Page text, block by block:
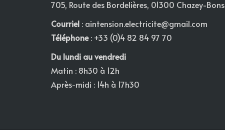
705, Route des Bordelières, 01300 Chazey-Bons
Courriel : aintension.electricite@gmail.com
Téléphone: +33 (0)4 82 84 97 70
Du lundi au vendredi
Matin : 8h30 à 12h
Après-midi : 14h à 17h30